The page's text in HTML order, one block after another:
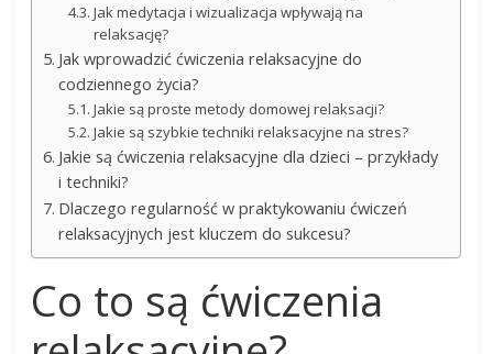
Jak medytacja i wizualizacja wpływają na
relaksację?
Jak wprowadzić ćwiczenia relaksacyjne do
codziennego życia?
Jakie są proste metody domowej relaksacji?
Jakie są szybkie techniki relaksacyjne na stres?
Jakie są ćwiczenia relaksacyjne dla dzieci – przykłady
i techniki?
Dlaczego regularność w praktykowaniu ćwiczeń
relaksacyjnych jest kluczem do sukcesu?
Co to są ćwiczenia